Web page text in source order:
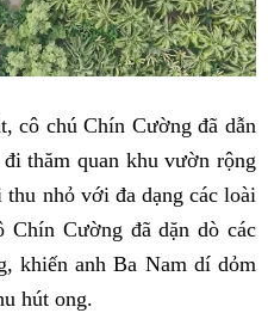
cô chú Chín Cường đã dẫn
đi thăm quan khu vườn rộng
nhỏ với đa dạng các loài
Chín Cường đã dặn dò các
khiến anh Ba Nam dí dỏm
hút ong.